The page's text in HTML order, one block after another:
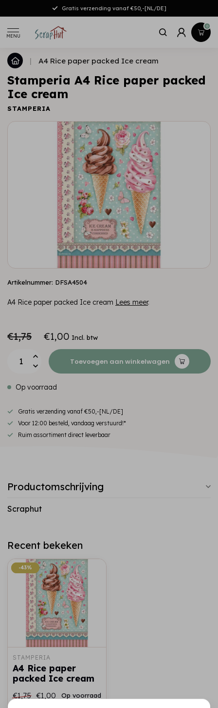
Gratis verzending vanaf €50,-[NL/DE]
MENU
0
| A4 Rice paper packed Ice cream
Stamperia A4 Rice paper packed
Ice cream
STAMPERIA
Artikelnummer: DFSA4504
A4 Rice paper packed Ice cream Lees meer.
€1,75 €1,00 Incl. btw
Toevoegen aan winkelwagen
Op voorraad
Gratis verzending vanaf €50,-[NL/DE]
Voor 12:00 besteld, vandaag verstuurd!*
Ruim assortiment direct leverbaar
Productomschrijving
Scraphut
Recent bekeken
-43%
-43%
STAMPERIA
A4 Rice paper
packed Ice cream
€1,75 €1,00 Op voorraad